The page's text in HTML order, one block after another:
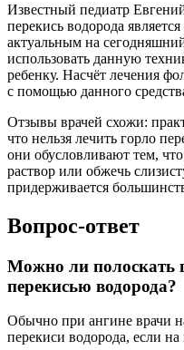
Известный педиатр
перекись водорода
актуальным на
использовать данную
ребенку. Насчёт лечения
с помощью данного
Отзывы врачей схожи:
что нельзя лечить горло
они обусловливают тем,
раствор или обжечь
придерживается
Вопрос-ответ
Можно ли полоскать
перекисью водорода?
Обычно при ангине врачи
перекиси водорода, если